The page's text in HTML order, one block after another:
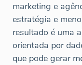
marketing e
estratégia e
resultado é uma
orientada por
que pode gerar